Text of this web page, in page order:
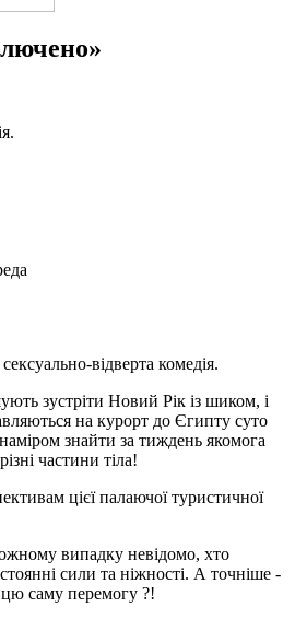
відверта комедія.
зустріти Новий Рік із шиком, і
на курорт до Єгипту суто
знайти за тиждень якомога
частини тіла!
цієї палаючої туристичної
випадку невідомо, хто
сили та ніжності. А точніше -
саму перемогу ?!